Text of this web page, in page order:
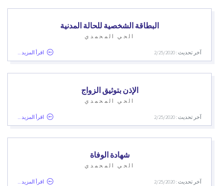
البطاقة الشخصية للحالة المدنية
الحي المحمدي
آخر تحديث : 2/25/2020 اقرأ المزيد ...
الإذن بتوثيق الزواج
الحي المحمدي
آخر تحديث : 2/25/2020 اقرأ المزيد ...
شهادة الوفاة
الحي المحمدي
آخر تحديث : 2/25/2020 اقرأ المزيد ...